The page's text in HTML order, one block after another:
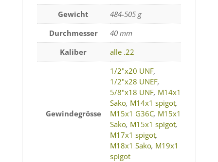
Gewicht
484-505 g
Durchmesser
40 mm
Kaliber
alle .22
Gewindegrösse
1/2"x20 UNF,
1/2"x28 UNEF,
5/8"x18 UNF, M14x1
Sako, M14x1 spigot,
M15x1 G36C, M15x1
Sako, M15x1 spigot,
M17x1 spigot,
M18x1 Sako, M19x1
spigot